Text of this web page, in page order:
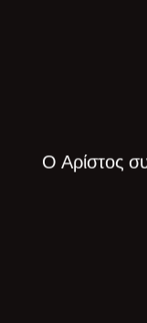
Ο Αρίστος